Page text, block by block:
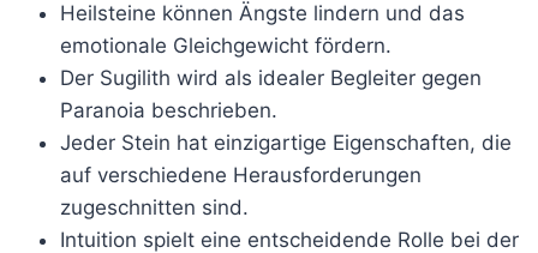
Heilsteine können Ängste lindern und das
emotionale Gleichgewicht fördern.
Der Sugilith wird als idealer Begleiter gegen
Paranoia beschrieben.
Jeder Stein hat einzigartige Eigenschaften, die
auf verschiedene Herausforderungen
zugeschnitten sind.
Intuition spielt eine entscheidende Rolle bei der